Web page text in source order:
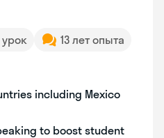
урок
13 лет опыта
including Mexico
to boost student